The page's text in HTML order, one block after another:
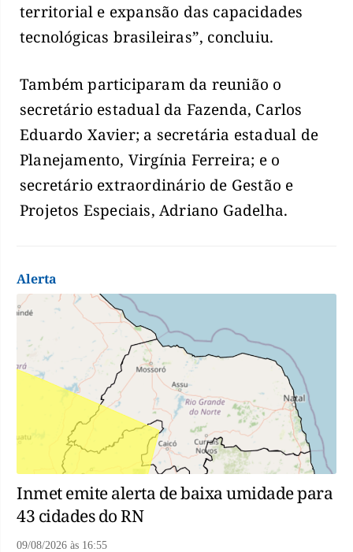
territorial e expansão das capacidades
tecnológicas brasileiras”, concluiu.
Também participaram da reunião o
secretário estadual da Fazenda, Carlos
Eduardo Xavier; a secretária estadual de
Planejamento, Virgínia Ferreira; e o
secretário extraordinário de Gestão e
Projetos Especiais, Adriano Gadelha.
Alerta
Inmet emite alerta de baixa umidade para
43 cidades do RN
09/08/2026 às 16:55